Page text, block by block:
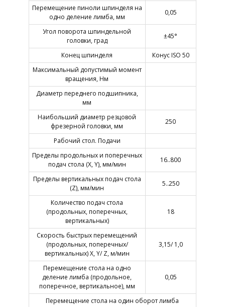
Перемещение пиноли шпинделя на
одно деление лимба, мм
0,05
Угол поворота шпиндельной
головки, град
±45°
Конец шпинделя
Конус ISO 50
Максимальный допустимый момент
вращения, Нм
Диаметр переднего подшипника,
мм
Наибольший диаметр резцовой
фрезерной головки, мм
250
Рабочий стол. Подачи
Пределы продольных и поперечных
подач стола (X, Y), мм/мин
16..800
Пределы вертикальных подач стола
(Z), мм/мин
5..250
Количество подач стола
(продольных, поперечных,
вертикальных)
18
Скорость быстрых перемещений
(продольных, поперечных/
вертикальных) X, Y/ Z, м/мин
3,15/ 1,0
Перемещение стола на одно
деление лимба (продольное,
поперечное, вертикальное), мм
0,05
Перемещение стола на один оборот лимба